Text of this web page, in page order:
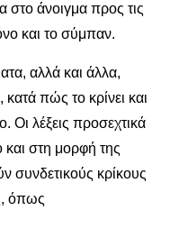
στο άνοιγμα προς τις
και το σύμπαν.
αλλά και άλλα,
πώς το κρίνει και
Οι λέξεις προσεχτικά
και στη μορφή της
συνδετικούς κρίκους
όπως